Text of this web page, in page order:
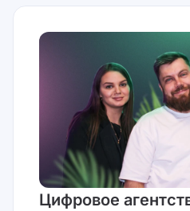
Цифровое